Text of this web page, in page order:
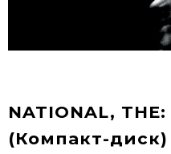
NATIONAL,
(Компакт-диск)